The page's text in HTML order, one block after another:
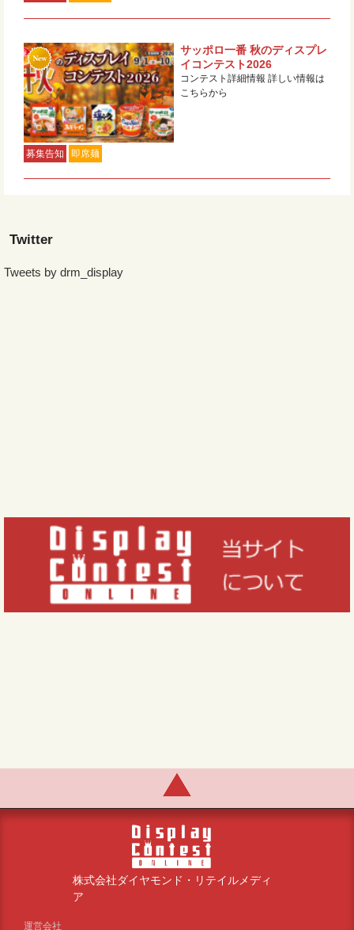
募集告知 即席麺
サッポロ一番 秋のディスプレ
イコンテスト2026
コンテスト詳細情報 詳しい情報は
こちらから
Twitter
Tweets by drm_display
株式会社ダイヤモンド・リテイルメディ
ア
運営会社